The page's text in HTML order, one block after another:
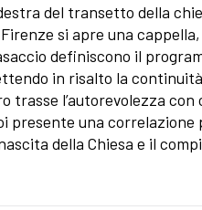
del transetto della
si apre una
definiscono il
in risalto la continuità
trasse l’autorevolezza con
presente una correlazione
della Chiesa e il